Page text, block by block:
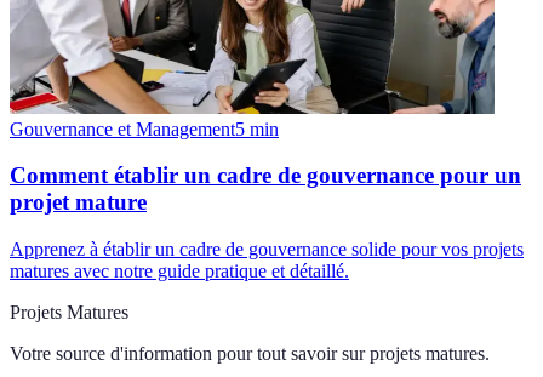
Gouvernance et Management5 min
Comment établir un cadre de gouvernance pour un
projet mature
Apprenez à établir un cadre de gouvernance solide pour vos projets
matures avec notre guide pratique et détaillé.
Projets Matures
Votre source d'information pour tout savoir sur projets matures.